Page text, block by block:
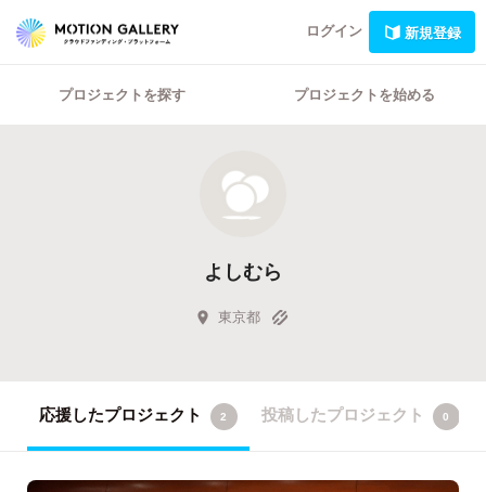
ログイン 新規登録
プロジェクトを探す プロジェクトを始める
よしむら
東京都
応援したプロジェクト 2 投稿したプロジェクト 0